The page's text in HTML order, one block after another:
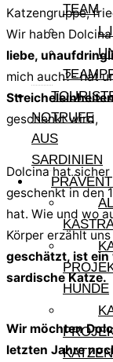
TEAM
NOTRUFE
AUS
SARDINIEN
HUNDE
KATZEN
Katzengruppe,
Wir haben
liebe,
mich auch?- hat
geschenkt wird,
Dolcina hat
geschenkt in den
hat. Wie und wo
Körper erzählt
geschätzt, ist
sardische Katze.
Wir möchten
letzten Jahre